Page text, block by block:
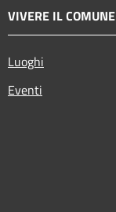
VIVERE IL COMUNE
Luoghi
Eventi